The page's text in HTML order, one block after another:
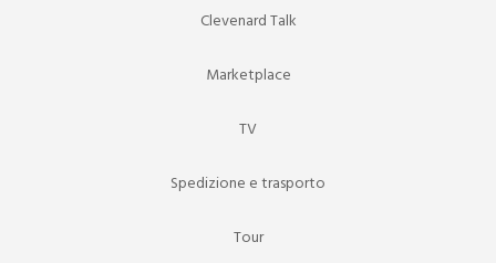
Clevenard Talk
Marketplace
TV
Spedizione e trasporto
Tour